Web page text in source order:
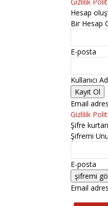
Hesap
Bir Hesap
E-posta
Kullanıcı
Email
Gizlilik
Şifre
Şifremi
E-posta
Email